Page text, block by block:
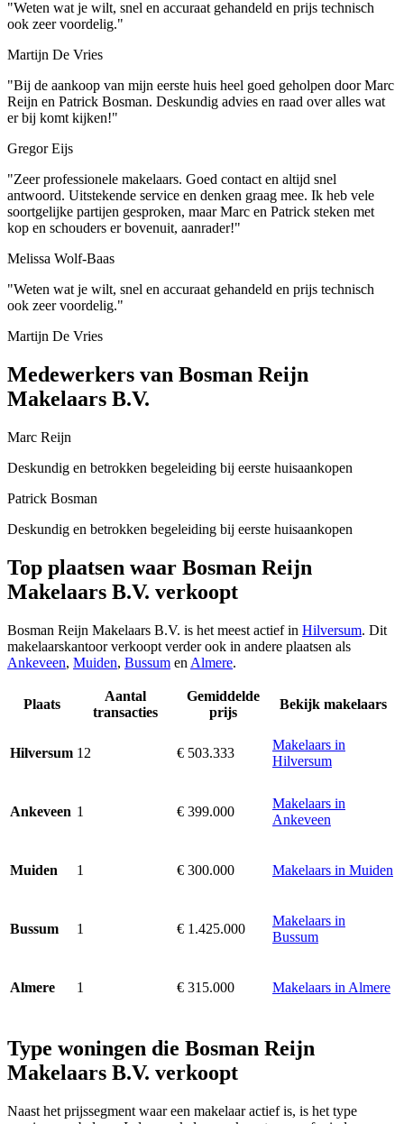
"Weten wat je wilt, snel en accuraat gehandeld en prijs technisch
ook zeer voordelig."
Martijn De Vries
"Bij de aankoop van mijn eerste huis heel goed geholpen door Marc
Reijn en Patrick Bosman. Deskundig advies en raad over alles wat
er bij komt kijken!"
Gregor Eijs
"Zeer professionele makelaars. Goed contact en altijd snel
antwoord. Uitstekende service en denken graag mee. Ik heb vele
soortgelijke partijen gesproken, maar Marc en Patrick steken met
kop en schouders er bovenuit, aanrader!"
Melissa Wolf-Baas
"Weten wat je wilt, snel en accuraat gehandeld en prijs technisch
ook zeer voordelig."
Martijn De Vries
Medewerkers van Bosman Reijn
Makelaars B.V.
Marc Reijn
Deskundig en betrokken begeleiding bij eerste huisaankopen
Patrick Bosman
Deskundig en betrokken begeleiding bij eerste huisaankopen
Top plaatsen waar Bosman Reijn
Makelaars B.V. verkoopt
Bosman Reijn Makelaars B.V. is het meest actief in Hilversum. Dit
makelaarskantoor verkoopt verder ook in andere plaatsen als
Ankeveen, Muiden, Bussum en Almere.
Plaats
Aantal
transacties
Gemiddelde
prijs
Bekijk makelaars
Hilversum 12 € 503.333
Makelaars in
Hilversum
Ankeveen 1 € 399.000
Makelaars in
Ankeveen
Muiden 1 € 300.000 Makelaars in Muiden
Bussum 1 € 1.425.000
Makelaars in
Bussum
Almere 1 € 315.000 Makelaars in Almere
Type woningen die Bosman Reijn
Makelaars B.V. verkoopt
Naast het prijssegment waar een makelaar actief is, is het type